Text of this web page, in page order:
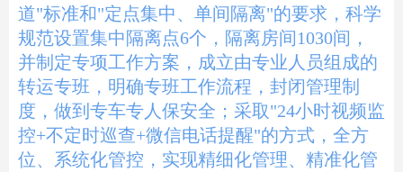
道"标准和"定点集中、单间隔离"的要求，科学
规范设置集中隔离点6个，隔离房间1030间，
并制定专项工作方案，成立由专业人员组成的
转运专班，明确专班工作流程，封闭管理制
度，做到专车专人保安全；采取"24小时视频监
控+不定时巡查+微信电话提醒"的方式，全方
位、系统化管控，实现精细化管理、精准化管